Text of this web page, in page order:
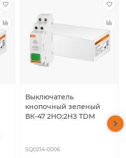
Выключатель
кнопочный зеленый
ВК-47 2НО:2НЗ TDM
SQ0214-0006